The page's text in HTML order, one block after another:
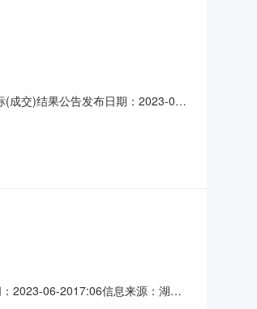
成交)结果公告发布日期：2023-06-
501号（随州福
2023-06-2017:06信息来源：湖北